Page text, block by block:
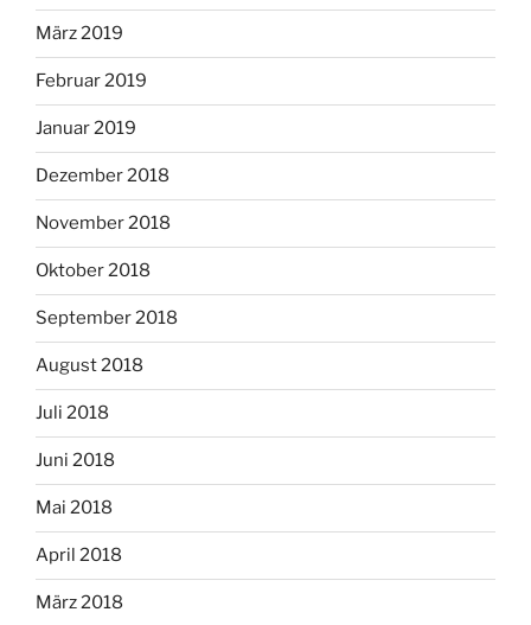
März 2019
Februar 2019
Januar 2019
Dezember 2018
November 2018
Oktober 2018
September 2018
August 2018
Juli 2018
Juni 2018
Mai 2018
April 2018
März 2018